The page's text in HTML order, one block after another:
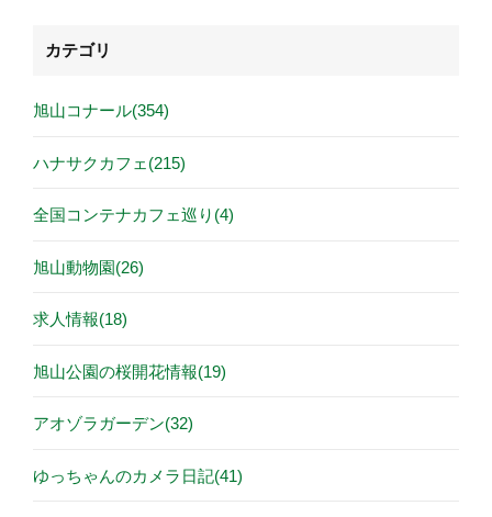
カテゴリ
旭山コナール(354)
ハナサクカフェ(215)
全国コンテナカフェ巡り(4)
旭山動物園(26)
求人情報(18)
旭山公園の桜開花情報(19)
アオゾラガーデン(32)
ゆっちゃんのカメラ日記(41)